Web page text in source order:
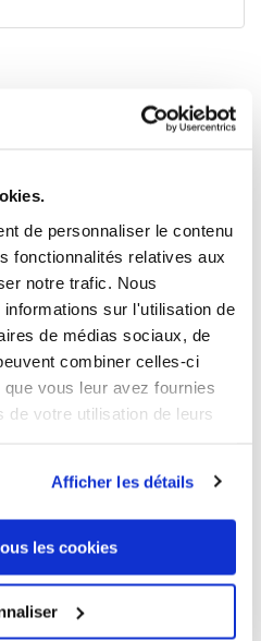
de personnaliser le contenu
fonctionnalités relatives aux
notre trafic. Nous
sur l'utilisation de
de médias sociaux, de
combiner celles-ci
vous leur avez fournies
de votre utilisation de leurs
Afficher les détails
les cookies
DANS LA